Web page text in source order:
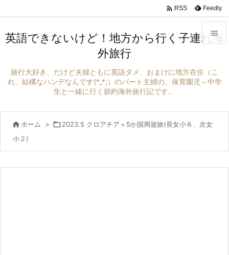


検索
 RSS Feedly
英語できないけど！地方から行く子連れ海
外旅行
旅行大好き、だけど夫婦ともに英語ダメ、おまけに地方在住（こ
れ、結構なハンデなんです(*_*;）のパート主婦の、保育園児～中学
生と一緒に行く節約海外旅行記です。
 ホーム > 2023.5 クロアチア＋5か国周遊旅(長女小６、次女
小２)